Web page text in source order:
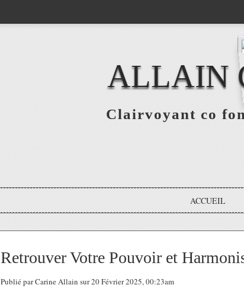
ALLAIN
Clairvoyant co
ACCUEIL
Retrouver Votre Pouvoir et
Publié par Carine Allain sur 20 Février 2025, 00:23am